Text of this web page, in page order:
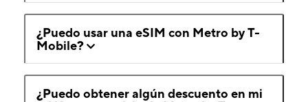
¿Puedo usar una eSIM con Metro by T-
Mobile?
¿Puedo obtener algún descuento en mi